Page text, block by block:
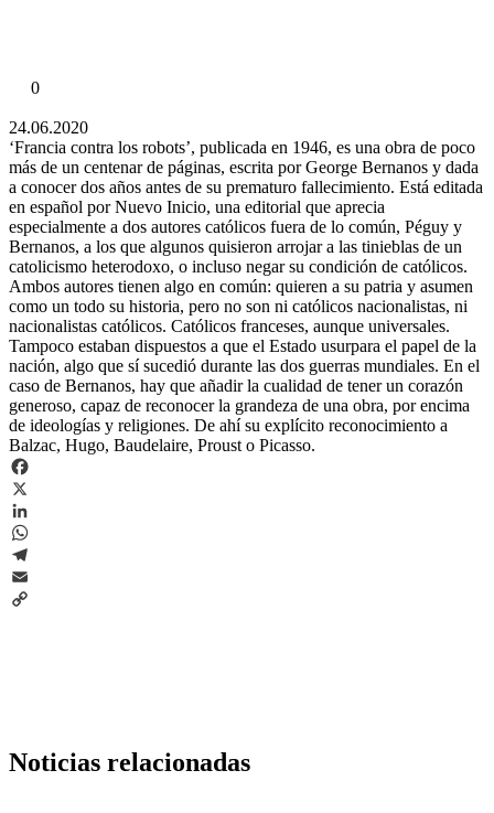
0
24.06.2020
‘Francia contra los robots’, publicada en 1946, es una obra de poco
más de un centenar de páginas, escrita por George Bernanos y dada
a conocer dos años antes de su prematuro fallecimiento. Está editada
en español por Nuevo Inicio, una editorial que aprecia
especialmente a dos autores católicos fuera de lo común, Péguy y
Bernanos, a los que algunos quisieron arrojar a las tinieblas de un
catolicismo heterodoxo, o incluso negar su condición de católicos.
Ambos autores tienen algo en común: quieren a su patria y asumen
como un todo su historia, pero no son ni católicos nacionalistas, ni
nacionalistas católicos. Católicos franceses, aunque universales.
Tampoco estaban dispuestos a que el Estado usurpara el papel de la
nación, algo que sí sucedió durante las dos guerras mundiales. En el
caso de Bernanos, hay que añadir la cualidad de tener un corazón
generoso, capaz de reconocer la grandeza de una obra, por encima
de ideologías y religiones. De ahí su explícito reconocimiento a
Balzac, Hugo, Baudelaire, Proust o Picasso.
Facebook
X
LinkedIn
WhatsApp
Telegram
Email
Noticias relacionadas